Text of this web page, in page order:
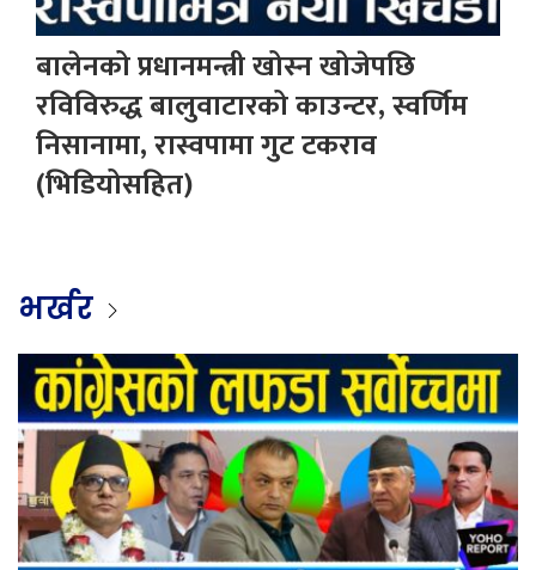
बालेनको प्रधानमन्त्री खोस्न खोजेपछि
रविविरुद्ध बालुवाटारको काउन्टर, स्वर्णिम
निसानामा, रास्वपामा गुट टकराव
(भिडियोसहित)
भर्खर